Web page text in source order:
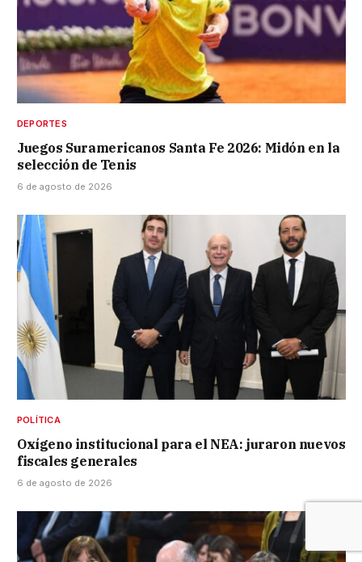
DEPORTES
Juegos Suramericanos Santa Fe 2026: Midón en la
selección de Tenis
6 de agosto de 2026
POLÍTICA
Oxígeno institucional para el NEA: juraron nuevos
fiscales generales
6 de agosto de 2026